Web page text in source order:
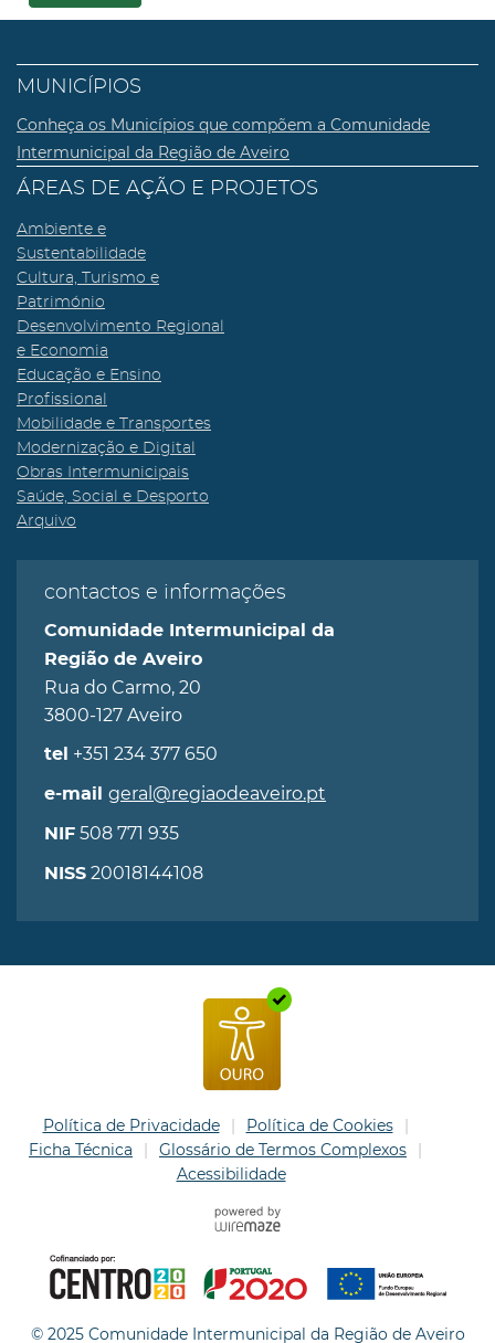
MUNICÍPIOS
Conheça os Municípios que compõem a Comunidade
Intermunicipal da Região de Aveiro
ÁREAS DE AÇÃO E PROJETOS
Ambiente e
Sustentabilidade
Cultura, Turismo e
Património
Desenvolvimento Regional
e Economia
Educação e Ensino
Profissional
Mobilidade e Transportes
Modernização e Digital
Obras Intermunicipais
Saúde, Social e Desporto
Arquivo
contactos e informações
Comunidade Intermunicipal da
Região de Aveiro
Rua do Carmo, 20
3800-127 Aveiro
tel +351 234 377 650
e-mail geral@regiaodeaveiro.pt
NIF 508 771 935
NISS 20018144108
Política de Privacidade
Política de Cookies
Ficha Técnica
Glossário de Termos Complexos
Acessibilidade
© 2025 Comunidade Intermunicipal da Região de Aveiro